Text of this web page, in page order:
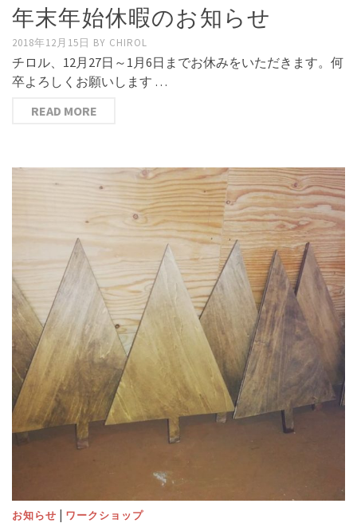
年末年始休暇のお知らせ
2018年12月15日 BY CHIROL
チロル、12月27日～1月6日までお休みをいただきます。何
卒よろしくお願いします …
READ MORE
お知らせ | ワークショップ